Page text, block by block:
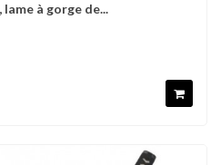
à gorge de...